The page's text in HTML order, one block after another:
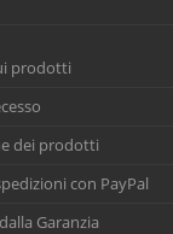
prodotti
dei prodotti
con PayPal
Garanzia